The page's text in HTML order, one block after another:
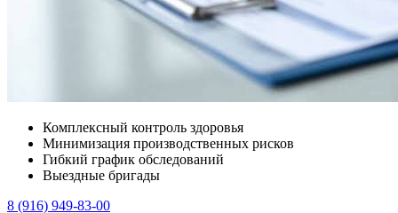
Комплексный контроль здоровья
Минимизация производственных рисков
Гибкий график обследований
Выездные бригады
8 (916) 949-83-00